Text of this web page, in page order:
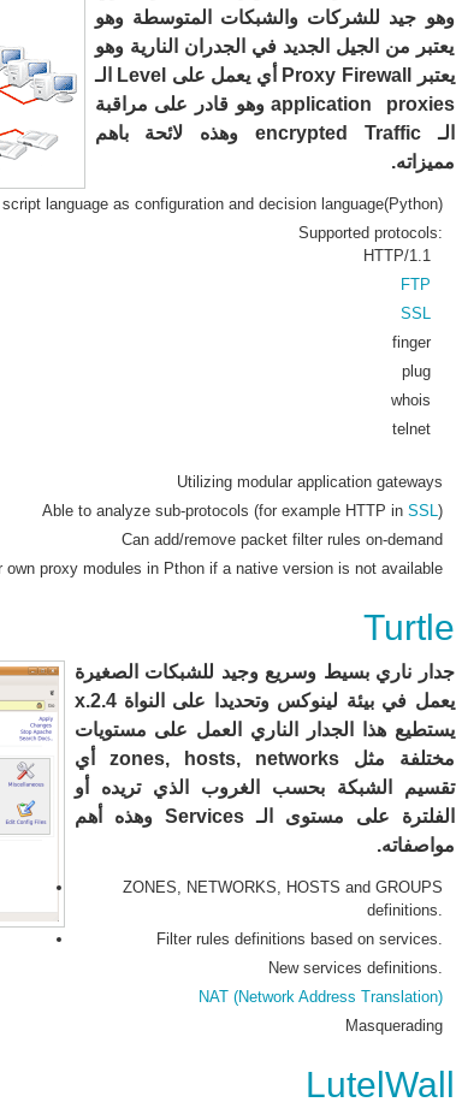
وهو جيد للشركات والشبكات المتوسطة وهو
يعتبر من الجيل الجديد في الجدران النارية وهو
يعتبر Proxy Firewall أي يعمل على Level الـ
application proxies وهو قادر على مراقبة
الـ encrypted Traffic وهذه لائحة باهم
مميزاته.
language as configuration and decision language(Python)
Supported protocols:
HTTP/1.1
FTP
SSL
finger
plug
whois
telnet
Utilizing modular application gateways
Able to analyze sub-protocols (for example HTTP in SSL)
Can add/remove packet filter rules on-demand
own proxy modules in Pthon if a native version is not available
Turtle
جدار ناري بسيط وسريع وجيد للشبكات الصغيرة
يعمل في بيئة لينوكس وتحديدا على النواة 2.4.x
يستطيع هذا الجدار الناري العمل على مستويات
مختلفة مثل zones, hosts, networks أي
تقسيم الشبكة بحسب الغروب الذي تريده أو
الفلترة على مستوى الـ Services وهذه أهم
مواصفاته.
ZONES, NETWORKS, HOSTS and GROUPS
definitions.
Filter rules definitions based on services.
New services definitions.
NAT (Network Address Translation)
Masquerading
LutelWall